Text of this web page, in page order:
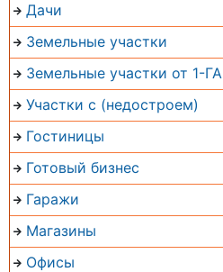
Дачи
Земельные участки
Земельные участки от 1-ГА
Участки с (недостроем)
Гостиницы
Готовый бизнес
Гаражи
Магазины
Офисы